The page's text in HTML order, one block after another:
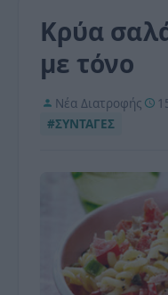
Κρύα
με τόνο
Νέα Διατροφής
#ΣΥΝΤΑΓΕΣ